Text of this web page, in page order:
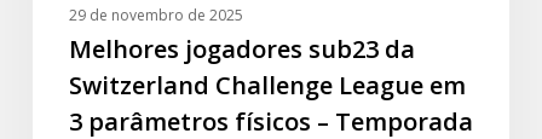
Temporada
2025/26
29 de novembro de 2025
Melhores jogadores sub23 da
Switzerland Challenge League em
3 parâmetros físicos – Temporada